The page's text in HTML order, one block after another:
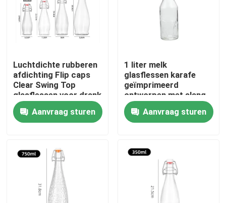
Fabriekstocht
Kwaliteitscontrole
Neem contact met ons op
Vraag een offerte
houders van de glas votive kaars
De Flessen van de glasverspreider
Luchtdichte rubberen
afdichting Flip caps
Clear Swing Top
glasflessen voor drank
Aanvraag sturen
1 liter melk
glasflessen karafe
geïmprimeerd
ontworpen met slang
Aanvraag sturen